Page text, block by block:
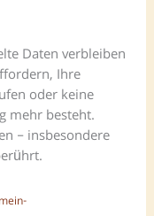
Daten verbleiben
Ihre
oder keine
mehr besteht.
– insbesondere
mein-